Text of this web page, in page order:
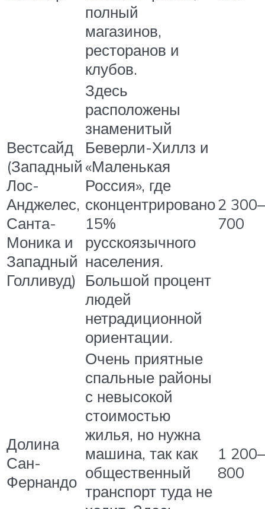
полный
магазинов,
ресторанов и
клубов.
Вестсайд
(Западный
Лос-
Анджелес,
Санта-
Моника и
Западный
Голливуд)
Здесь
расположены
знаменитый
Беверли-Хиллз и
«Маленькая
Россия», где
сконцентрировано
15%
русскоязычного
населения.
Большой процент
людей
нетрадиционной
ориентации.
2
700
Долина
Сан-
Фернандо
Очень приятные
спальные районы
с невысокой
стоимостью
жилья, но нужна
машина, так как
общественный
транспорт туда не
1
800